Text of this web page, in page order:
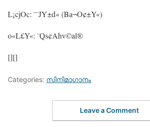
L¡cjOc: ¨¨JY±d« (Ba¬O¢±Y«)
o«L£Y«: ¨Qs¢Ahv©al®
[][]
Categories: സിനിമാഗാനം
Leave a Comment